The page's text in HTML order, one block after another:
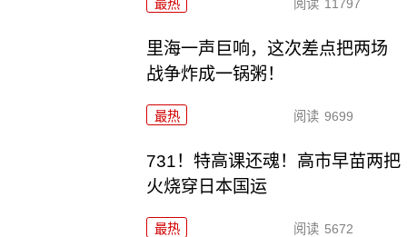
最热 阅读 11797
里海一声巨响，这次差点把两场
战争炸成一锅粥！
最热 阅读 9699
731！特高课还魂！高市早苗两把
火烧穿日本国运
最热 阅读 5672